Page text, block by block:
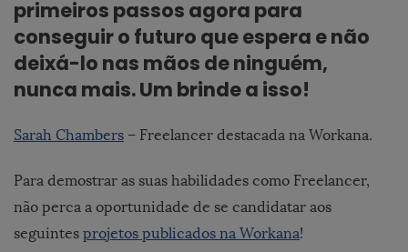
primeiros passos agora para
conseguir o futuro que espera e não
deixá-lo nas mãos de ninguém,
nunca mais. Um brinde a isso!
Sarah Chambers – Freelancer destacada na Workana.
Para demostrar as suas habilidades como Freelancer,
não perca a oportunidade de se candidatar aos
seguintes projetos publicados na Workana!